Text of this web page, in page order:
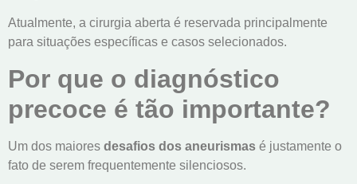
Atualmente, a cirurgia aberta é reservada principalmente
para situações específicas e casos selecionados.
Por que o diagnóstico
precoce é tão importante?
Um dos maiores desafios dos aneurismas é justamente o
fato de serem frequentemente silenciosos.